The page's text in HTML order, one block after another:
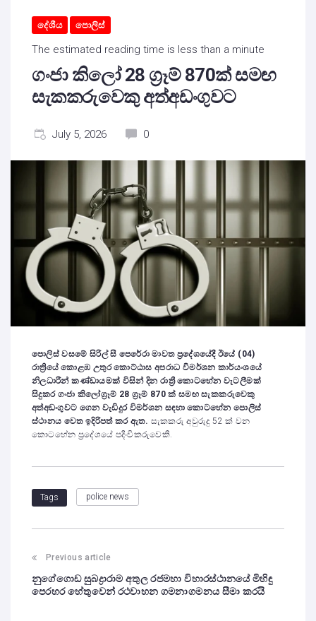
දේශීය පොලිස්
The estimated reading time is less than a minute
ගංජා කිලෝ 28 ග්‍රෑම් 870ක් සමඟ
සැකකරුවෙකු අත්අඩංගුවට
July 5, 2026 0
පොලිස් වසමේ සිරිල් සී පෙරේරා මාවත ප්‍රදේශයේදී ඊයේ (04)
රාත්‍රියේ කොළඹ උතුර කොට්ඨාස අපරාධ විමර්ශන කාර්යංශයේ
නිලධාරීන් කණ්ඩායමක් විසින් දින රාත්‍රී කොටහේන වැටලීමක්
සිදුකර ගංජා කිලෝග්‍රෑම් 28 ග්‍රෑම් 870 ක් සමඟ සැකකරුවෙකු
අත්අඩංගුවට ගෙන වැඩිදුර විමර්ශන සඳහා කොටහේන පොලිස්
ස්ථානය වෙත ඉදිරිපත් කර ඇත. සැකකරු අවුරුදු 52 ක් වන
කොටහේන ප්‍රදේශයේ පදිංචිකරුවෙකි.
Tags police news
Previous article
නුගේගොඩ සුබද්‍රාරාම අතුල රජමහා විහාරස්ථානයේ මිහිඳු
පෙරහර හේතුවෙන් රථවාහන ගමනාගමනය සීමා කරයි